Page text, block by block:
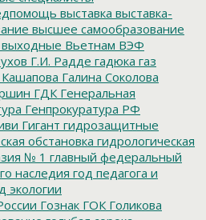
выставка выставка-
высшее самообразование
выходные Вьетнам ВЭФ
Г.И. Радде гадюка газ
Галина Соколова
ГДК Генеральная
Генпрокуратура РФ
Гигант гидрозащитные
обстановка гидрологическая
№ 1 главный федеральный
наследия год педагога и
экологии
Гознак ГОК Голикова